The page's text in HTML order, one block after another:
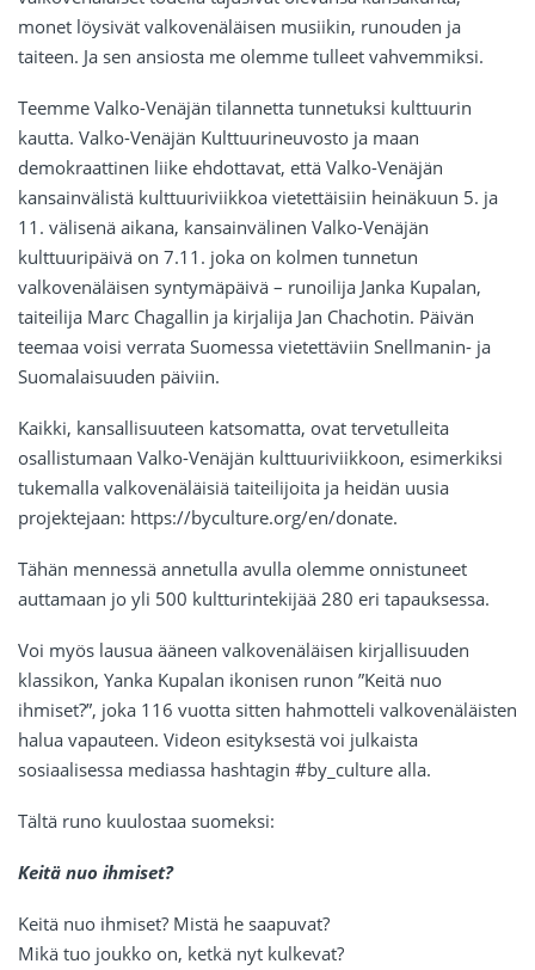
monet löysivät valkovenäläisen musiikin, runouden ja
taiteen. Ja sen ansiosta me olemme tulleet vahvemmiksi.
Teemme Valko-Venäjän tilannetta tunnetuksi kulttuurin
kautta. Valko-Venäjän Kulttuurineuvosto ja maan
demokraattinen liike ehdottavat, että Valko-Venäjän
kansainvälistä kulttuuriviikkoa vietettäisiin heinäkuun 5. ja
11. välisenä aikana, kansainvälinen Valko-Venäjän
kulttuuripäivä on 7.11. joka on kolmen tunnetun
valkovenäläisen syntymäpäivä – runoilija Janka Kupalan,
taiteilija Marc Chagallin ja kirjalija Jan Chachotin. Päivän
teemaa voisi verrata Suomessa vietettäviin Snellmanin- ja
Suomalaisuuden päiviin.
Kaikki, kansallisuuteen katsomatta, ovat tervetulleita
osallistumaan Valko-Venäjän kulttuuriviikkoon, esimerkiksi
tukemalla valkovenäläisiä taiteilijoita ja heidän uusia
projektejaan: https://byculture.org/en/donate.
Tähän mennessä annetulla avulla olemme onnistuneet
auttamaan jo yli 500 kultturintekijää 280 eri tapauksessa.
Voi myös lausua ääneen valkovenäläisen kirjallisuuden
klassikon, Yanka Kupalan ikonisen runon ”Keitä nuo
ihmiset?”, joka 116 vuotta sitten hahmotteli valkovenäläisten
halua vapauteen. Videon esityksestä voi julkaista
sosiaalisessa mediassa hashtagin #by_culture alla.
Tältä runo kuulostaa suomeksi:
Keitä nuo ihmiset?
Keitä nuo ihmiset? Mistä he saapuvat?
Mikä tuo joukko on, ketkä nyt kulkevat?